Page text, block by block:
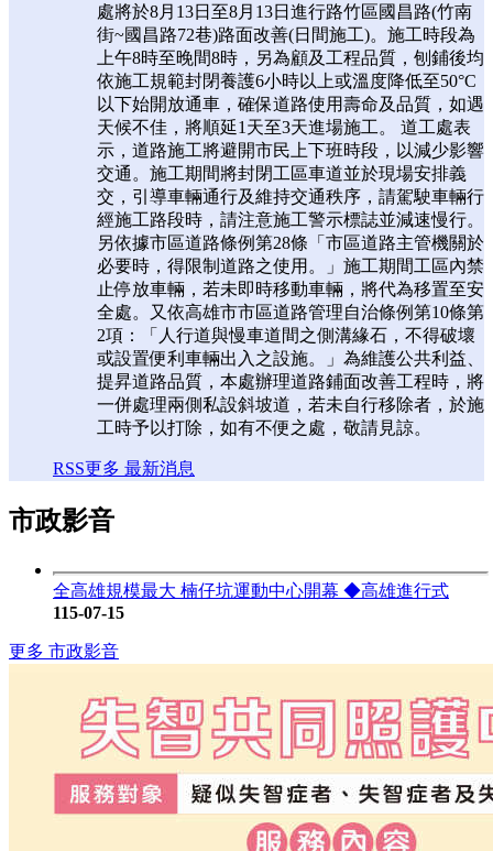
處將於8月13日至8月13日進行路竹區國昌路(竹南
街~國昌路72巷)路面改善(日間施工)。施工時段為
上午8時至晚間8時，另為顧及工程品質，刨鋪後均
依施工規範封閉養護6小時以上或溫度降低至50°C
以下始開放通車，確保道路使用壽命及品質，如遇
天候不佳，將順延1天至3天進場施工。 道工處表
示，道路施工將避開市民上下班時段，以減少影響
交通。施工期間將封閉工區車道並於現場安排義
交，引導車輛通行及維持交通秩序，請駕駛車輛行
經施工路段時，請注意施工警示標誌並減速慢行。
另依據市區道路條例第28條「市區道路主管機關於
必要時，得限制道路之使用。」施工期間工區內禁
止停放車輛，若未即時移動車輛，將代為移置至安
全處。又依高雄市市區道路管理自治條例第10條第
2項：「人行道與慢車道間之側溝緣石，不得破壞
或設置便利車輛出入之設施。」為維護公共利益、
提昇道路品質，本處辦理道路鋪面改善工程時，將
一併處理兩側私設斜坡道，若未自行移除者，於施
工時予以打除，如有不便之處，敬請見諒。
RSS更多 最新消息
市政影音
全高雄規模最大 楠仔坑運動中心開幕 ◆高雄進行式
115-07-15
更多 市政影音